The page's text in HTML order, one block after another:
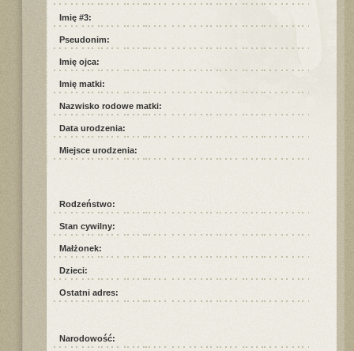
Imię #3:
Pseudonim:
Imię ojca:
Imię matki:
Nazwisko rodowe matki:
Data urodzenia:
Miejsce urodzenia:
Rodzeństwo:
Stan cywilny:
Małżonek:
Dzieci:
Ostatni adres:
Narodowość: